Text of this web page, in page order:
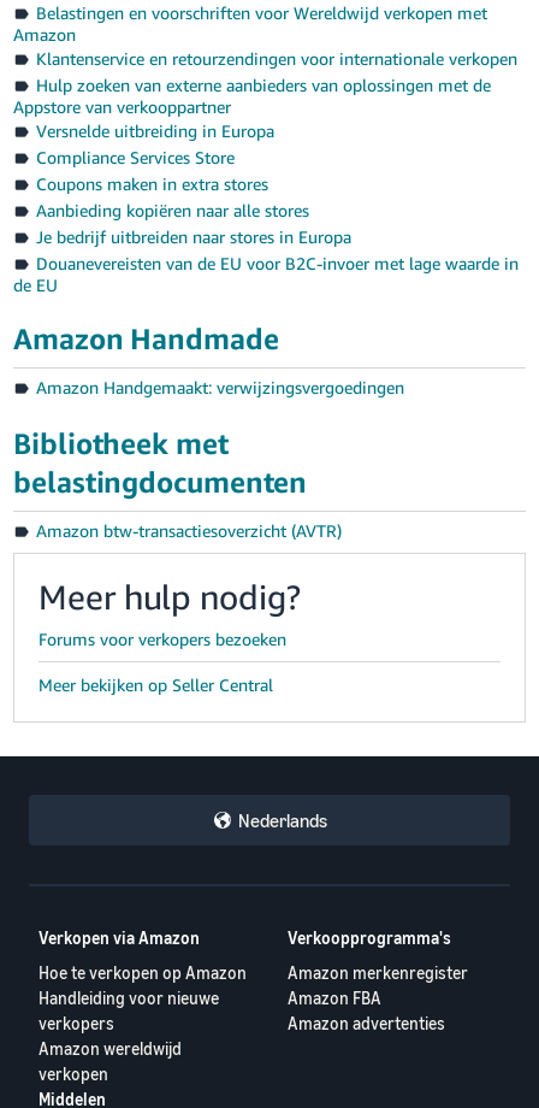
Belastingen en voorschriften voor Wereldwijd verkopen met
Amazon
Klantenservice en retourzendingen voor internationale verkopen
Hulp zoeken van externe aanbieders van oplossingen met de
Appstore van verkooppartner
Versnelde uitbreiding in Europa
Compliance Services Store
Coupons maken in extra stores
Aanbieding kopiëren naar alle stores
Je bedrijf uitbreiden naar stores in Europa
Douanevereisten van de EU voor B2C-invoer met lage waarde in
de EU
Amazon Handmade
Amazon Handgemaakt: verwijzingsvergoedingen
Bibliotheek met
belastingdocumenten
Amazon btw-transactiesoverzicht (AVTR)
Meer hulp nodig?
Forums voor verkopers bezoeken
Meer bekijken op Seller Central
Nederlands
Verkopen via Amazon
Hoe te verkopen op Amazon
Handleiding voor nieuwe
verkopers
Amazon wereldwijd
verkopen
Verkoopprogramma's
Amazon merkenregister
Amazon FBA
Amazon advertenties
Middelen